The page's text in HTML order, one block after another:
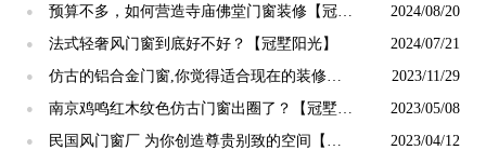
吗？【冠墅阳光】
●
预算不多，如何营造寺庙佛堂门窗装修【冠墅
阳光】
2024/08/20
● 法式轻奢风门窗到底好不好？【冠墅阳光】 2024/07/21
●
仿古的铝合金门窗,你觉得适合现在的装修吗?
【冠墅阳光】
2023/11/29
●
南京鸡鸣红木纹色仿古门窗出圈了？【冠墅阳
光】
2023/05/08
●
民国风门窗厂 为你创造尊贵别致的空间【冠
2023/04/12